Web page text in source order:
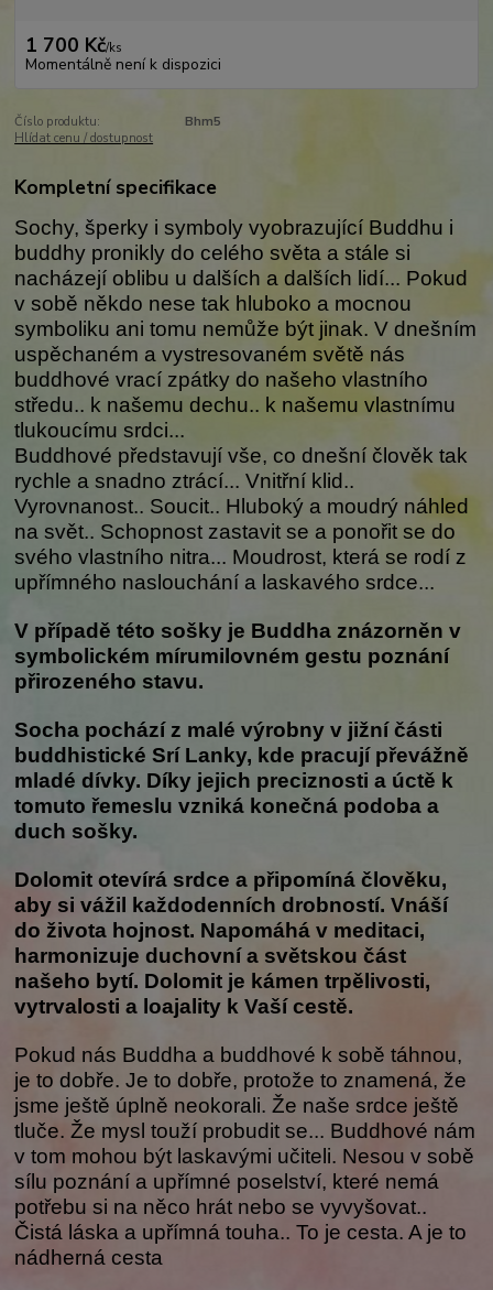
1 700 Kč/ks
Momentálně není k dispozici
Číslo produktu:
Bhm5
Hlídat cenu / dostupnost
Kompletní specifikace
Sochy, šperky i symboly vyobrazující Buddhu i
buddhy pronikly do celého světa a stále si
nacházejí oblibu u dalších a dalších lidí... Pokud
v sobě někdo nese tak hluboko a mocnou
symboliku ani tomu nemůže být jinak. V dnešním
uspěchaném a vystresovaném světě nás
buddhové vrací zpátky do našeho vlastního
středu.. k našemu dechu.. k našemu vlastnímu
tlukoucímu srdci...
Buddhové představují vše, co dnešní člověk tak
rychle a snadno ztrácí... Vnitřní klid..
Vyrovnanost.. Soucit.. Hluboký a moudrý náhled
na svět.. Schopnost zastavit se a ponořit se do
svého vlastního nitra... Moudrost, která se rodí z
upřímného naslouchání a laskavého srdce...
V případě této sošky je Buddha znázorněn v
symbolickém mírumilovném gestu poznání
přirozeného stavu.
Socha pochází z malé výrobny v jižní části
buddhistické Srí Lanky, kde pracují převážně
mladé dívky. Díky jejich preciznosti a úctě k
tomuto řemeslu vzniká konečná podoba a
duch sošky.
Dolomit otevírá srdce a připomíná člověku,
aby si vážil každodenních drobností. Vnáší
do života hojnost. Napomáhá v meditaci,
harmonizuje duchovní a světskou část
našeho bytí. Dolomit je kámen trpělivosti,
vytrvalosti a loajality k Vaší cestě.
Pokud nás Buddha a buddhové k sobě táhnou,
je to dobře. Je to dobře, protože to znamená, že
jsme ještě úplně neokorali. Že naše srdce ještě
tluče. Že mysl touží probudit se... Buddhové nám
v tom mohou být laskavými učiteli. Nesou v sobě
sílu poznání a upřímné poselství, které nemá
potřebu si na něco hrát nebo se vyvyšovat..
Čistá láska a upřímná touha.. To je cesta. A je to
nádherná cesta